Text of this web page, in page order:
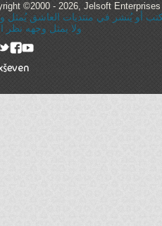
©2000 - 2026, Jelsoft Enterprises
أو يُنشر في منتديات العاشق يُمثل
ولا يمثل وجهه نظر